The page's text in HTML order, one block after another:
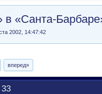
в «Санта-
2002, 14:47:42
вперед»